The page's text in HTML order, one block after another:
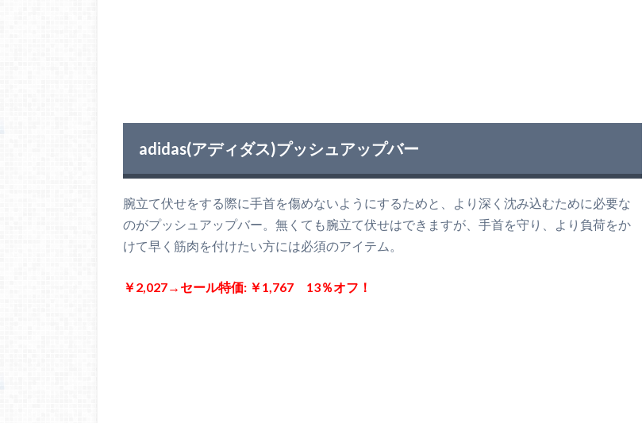
adidas(アディダス)プッシュアップバー
腕立て伏せをする際に手首を傷めないようにするためと、より深く沈み込むために必要な
のがプッシュアップバー。無くても腕立て伏せはできますが、手首を守り、より負荷をか
けて早く筋肉を付けたい方には必須のアイテム。
￥2,027→セール特価: ￥1,767 13％オフ！